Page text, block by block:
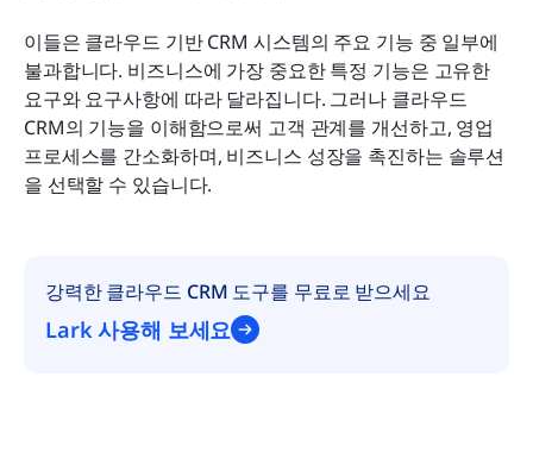
이들은 클라우드 기반 CRM 시스템의 주요 기능 중 일부에
불과합니다. 비즈니스에 가장 중요한 특정 기능은 고유한
요구와 요구사항에 따라 달라집니다. 그러나 클라우드
CRM의 기능을 이해함으로써 고객 관계를 개선하고, 영업
프로세스를 간소화하며, 비즈니스 성장을 촉진하는 솔루션
을 선택할 수 있습니다.
강력한 클라우드 CRM 도구를 무료로 받으세요
Lark 사용해 보세요